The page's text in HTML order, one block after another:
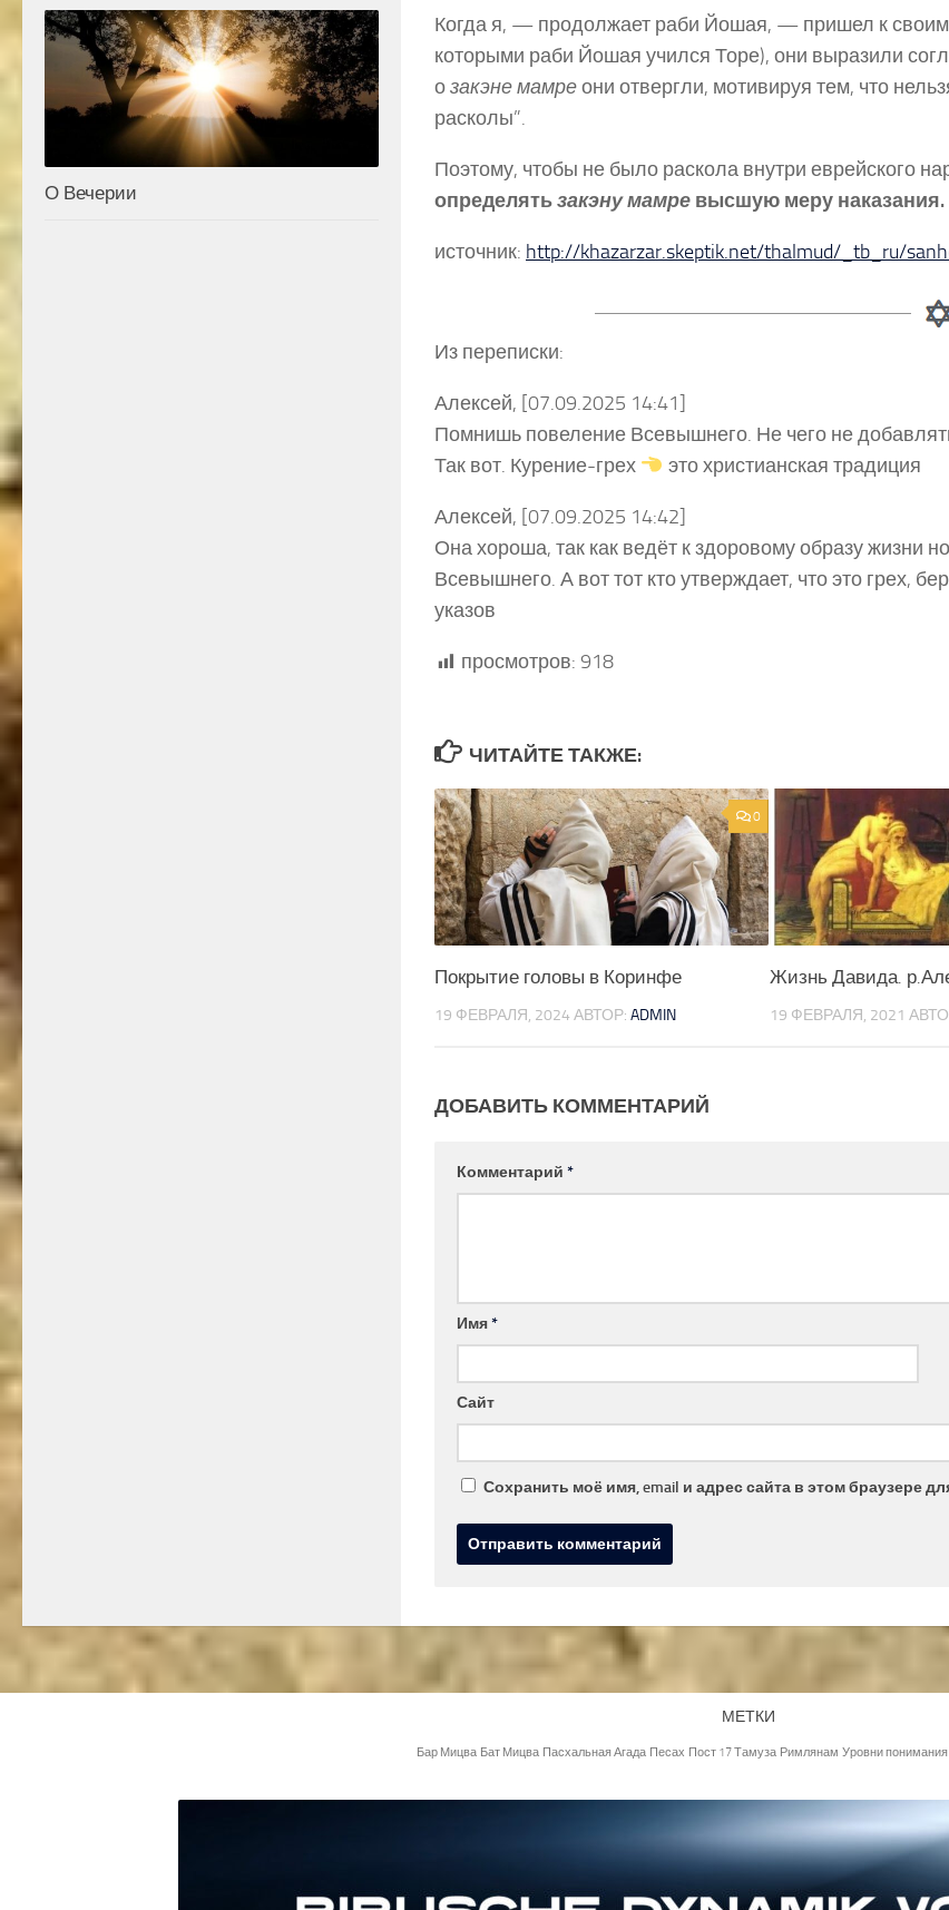
Когда я, — продолжает раби Йошая, — пришел к своим
которыми раби Йошая учился Торе), они выразили
озакэне мамреони отвергли, мотивируя тем, что
расколы”.
Поэтому, чтобы не было раскола внутри еврейского
определятьзакэну мамре высшую меру наказания.
источник: http://khazarzar.skeptik.net/thalmud/_tb_ru/
Из переписки:
Алексей, [07.09.2025 14:41]
Помнишь повеление Всевышнего. Не чего не
Так вот. Курение-грех
это христианская традиция
Алексей, [07.09.2025 14:42]
Она хороша, так как ведёт к здоровому образу жизни
Всевышнего. А вот тот кто утверждает, что это грех,
указов
просмотров: 918
ЧИТАЙТЕ ТАКЖЕ:
0
Покрытие головы в Коринфе
19 ФЕВРАЛЯ, 2024 АВТОР: ADMIN
Жизнь Давида.
19 ФЕВРАЛЯ, 2021
ДОБАВИТЬ КОММЕНТАРИЙ
Комментарий *
Имя*
Сайт
Сохранить моё имя, email и адрес сайта в этом браузере
О Вечерии
МЕТКИ
Бар Мицва Бат Мицва Пасхальная Агада Песах Пост 17 Тамуза Римлянам Уровни понимания